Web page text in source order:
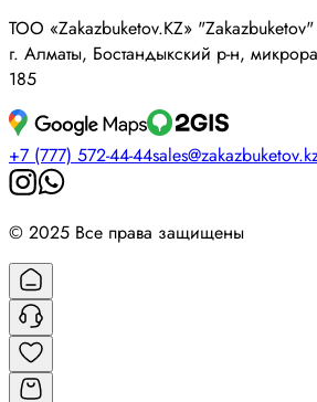
ТОО «Zakazbuketov.KZ» "Zakazbuketov"
г. Алматы, Бостандыкский р-н,
185
+7 (777) 572-44-44
© 2025 Все права защищены